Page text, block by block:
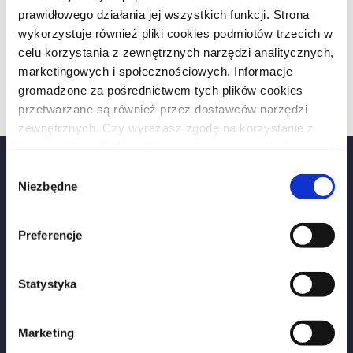
prawidłowego działania jej wszystkich funkcji. Strona
wykorzystuje również pliki cookies podmiotów trzecich w
celu korzystania z zewnętrznych narzędzi analitycznych,
marketingowych i społecznościowych. Informacje
gromadzone za pośrednictwem tych plików cookies
przetwarzane są również przez dostawców narzędzi
zewnętrznych. Czy wyrażasz zgodę na korzystanie z
zgody
Niezbędne
Preferencje
Statystyka
Marketing
nowa ustawa deweloperska
przedsiębiorcy
Służebność przesyłu
Umowa deweloperska
+48 505 906 670
biuro@khkancelaria.pl
Dane kancelarii: